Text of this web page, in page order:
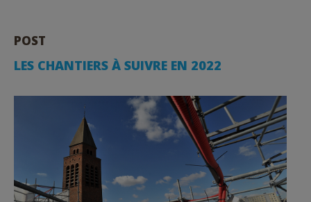
POST
LES CHANTIERS À SUIVRE EN 2022